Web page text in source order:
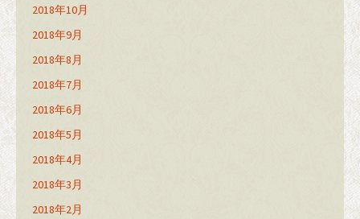
2018年10月
2018年9月
2018年8月
2018年7月
2018年6月
2018年5月
2018年4月
2018年3月
2018年2月